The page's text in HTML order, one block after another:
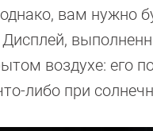
вам нужно
воздухе: его
либо при